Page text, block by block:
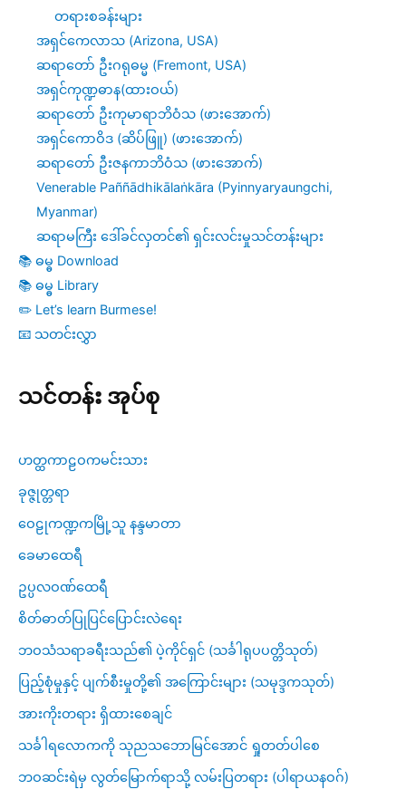
တရားစခန်းများ
အရှင်ကေလာသ (Arizona, USA)
ဆရာတော် ဦးဂရုဓမ္မ (Fremont, USA)
အရှင်ကုဏ္ဍဓာန(ထားဝယ်)
ဆရာတော် ဦးကုမာရာဘိဝံသ (ဖားအောက်)
အရှင်ကောဝိဒ (ဆိပ်ဖြူ) (ဖားအောက်)
ဆရာတော် ဦးဇနကာဘိဝံသ (ဖားအောက်)
Venerable Paññādhikālaṅkāra (Pyinnyaryaungchi,
Myanmar)
ဆရာမကြီး ဒေါ်ခင်လှတင်၏ ရှင်းလင်းမှုသင်တန်းများ
📚 ဓမ္ဓ Download
📚 ဓမ္ဓ Library
✏️ Let’s learn Burmese!
📧 သတင်းလွှာ
သင်တန်း အုပ်စု
ဟတ္ထကာဠဝကမင်းသား
ခုဇ္ဇုတ္တရာ
ဝေဠုကဏ္ဍကမြို့သူ နန္ဒမာတာ
ခေမာထေရီ
ဥပ္ပလဝဏ်ထေရီ
စိတ်ဓာတ်ပြုပြင်ပြောင်းလဲရေး
ဘဝသံသရာခရီးသည်၏ ပဲ့ကိုင်ရှင် (သင်္ခါရုပပတ္တိသုတ်)
ပြည့်စုံမှုနှင့် ပျက်စီးမှုတို့၏ အကြောင်းများ (သမုဒ္ဒကသုတ်)
အားကိုးတရား ရှိထားစေချင်
သင်္ခါရလောကကို သုညသဘောမြင်အောင် ရှုတတ်ပါစေ
ဘဝဆင်းရဲမှ လွတ်မြောက်ရာသို့ လမ်းပြတရား (ပါရာယနဝဂ်)